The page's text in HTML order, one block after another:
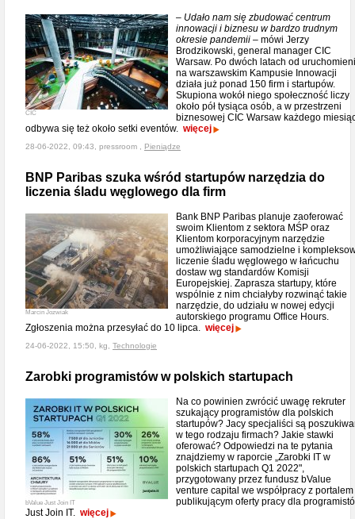
CIC
– Udało nam się zbudować centrum
innowacji i biznesu w bardzo trudnym
okresie pandemii – mówi Jerzy
Brodzikowski, general manager CIC
Warsaw. Po dwóch latach od
na warszawskim Kampusie Innowacji
działa już ponad 150 firm i startupów.
Skupiona wokół niego społeczność liczy
około pół tysiąca osób, a w przestrzeni
biznesowej CIC Warsaw każdego
odbywa się też około setki eventów. więcej
28-06-2022, 09:43, pressroom , Pieniądze
BNP Paribas szuka wśród startupów narzędzia do
liczenia śladu węglowego dla firm
Marcin Jozwiak
Bank BNP Paribas planuje zaoferować
swoim Klientom z sektora MŚP oraz
Klientom korporacyjnym narzędzie
umożliwiające samodzielne i
liczenie śladu węglowego w łańcuchu
dostaw wg standardów Komisji
Europejskiej. Zaprasza startupy, które
wspólnie z nim chciałyby rozwinąć takie
narzędzie, do udziału w nowej edycji
autorskiego programu Office Hours.
Zgłoszenia można przesyłać do 10 lipca. więcej
24-06-2022, 15:50, kg, Technologie
Zarobki programistów w polskich startupach
bValue Just Join IT
Na co powinien zwrócić uwagę rekruter
szukający programistów dla polskich
startupów? Jacy specjaliści są
w tego rodzaju firmach? Jakie stawki
oferować? Odpowiedzi na te pytania
znajdziemy w raporcie „Zarobki IT w
polskich startupach Q1 2022",
przygotowany przez fundusz bValue
venture capital we współpracy z portalem
publikującym oferty pracy dla
Just Join IT. więcej